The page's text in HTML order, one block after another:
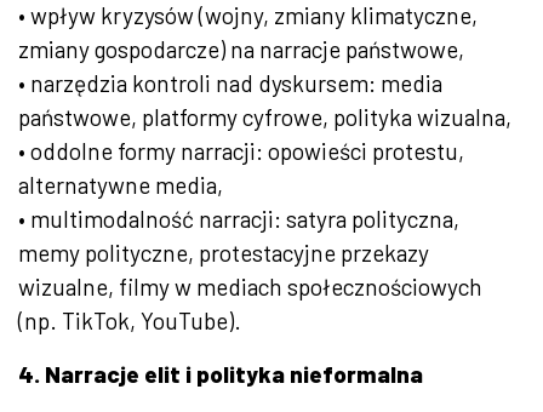
• wpływ kryzysów (wojny, zmiany klimatyczne,
zmiany gospodarcze) na narracje państwowe,
• narzędzia kontroli nad dyskursem: media
państwowe, platformy cyfrowe, polityka wizualna,
• oddolne formy narracji: opowieści protestu,
alternatywne media,
• multimodalność narracji: satyra polityczna,
memy polityczne, protestacyjne przekazy
wizualne, filmy w mediach społecznościowych
(np. TikTok, YouTube).
4. Narracje elit i polityka nieformalna